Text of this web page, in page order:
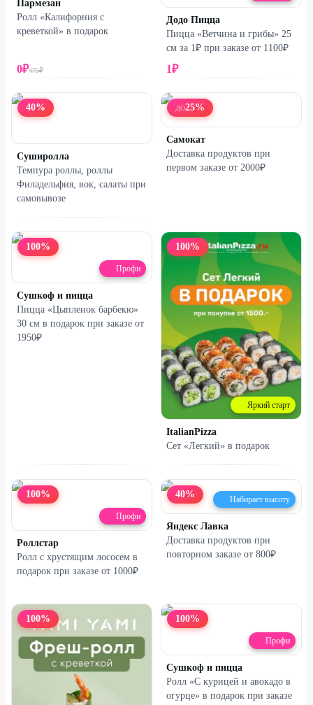
Пармезан
Ролл «Калифорния с
креветкой» в подарок
0₽475₽
Додо Пицца
Пицца «Ветчина и грибы» 25
см за 1₽ при заказе от 1100₽
1₽
40%
Суширолла
Темпура роллы, роллы
Филадельфия, вок, салаты при
самовывозе
ДО25%
Самокат
Доставка продуктов при
первом заказе от 2000₽
100%
Профи
Сушкоф и пицца
Пицца «Цыпленок барбекю»
30 см в подарок при заказе от
1950₽
100%
Яркий старт
ItalianPizza
Сет «Легкий» в подарок
100%
Профи
Роллстар
Ролл с хрустящим лососем в
подарок при заказе от 1000₽
40% Набирает высоту
Яндекс Лавка
Доставка продуктов при
повторном заказе от 800₽
100% 100%
Профи
Сушкоф и пицца
Ролл «С курицей и авокадо в
огурце» в подарок при заказе